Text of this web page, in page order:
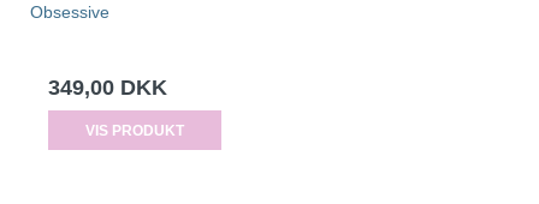
Obsessive
349,00 DKK
VIS PRODUKT